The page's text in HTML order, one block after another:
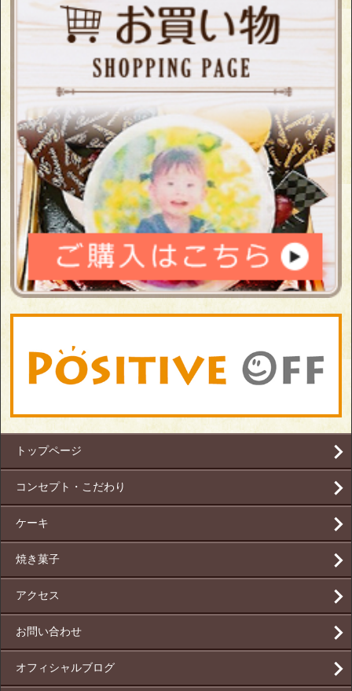
トップページ
コンセプト・こだわり
ケーキ
焼き菓子
アクセス
お問い合わせ
オフィシャルブログ